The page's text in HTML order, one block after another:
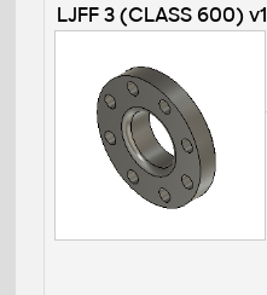
LJFF 3 (CLASS 600) v1